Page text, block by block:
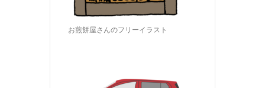
お煎餅屋さんのフリーイラスト